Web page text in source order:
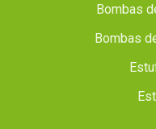
Bombas
Bombas